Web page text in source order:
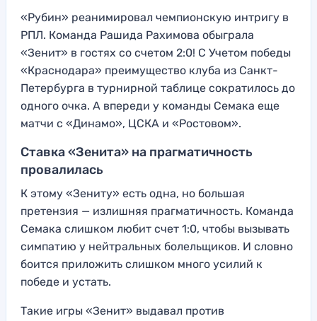
«Рубин» реанимировал чемпионскую интригу в
РПЛ. Команда Рашида Рахимова обыграла
«Зенит» в гостях со счетом 2:0! С Учетом победы
«Краснодара» преимущество клуба из Санкт-
Петербурга в турнирной таблице сократилось до
одного очка. А впереди у команды Семака еще
матчи с «Динамо», ЦСКА и «Ростовом».
Ставка «Зенита» на прагматичность
провалилась
К этому «Зениту» есть одна, но большая
претензия — излишняя прагматичность. Команда
Семака слишком любит счет 1:0, чтобы вызывать
симпатию у нейтральных болельщиков. И словно
боится приложить слишком много усилий к
победе и устать.
Такие игры «Зенит» выдавал против